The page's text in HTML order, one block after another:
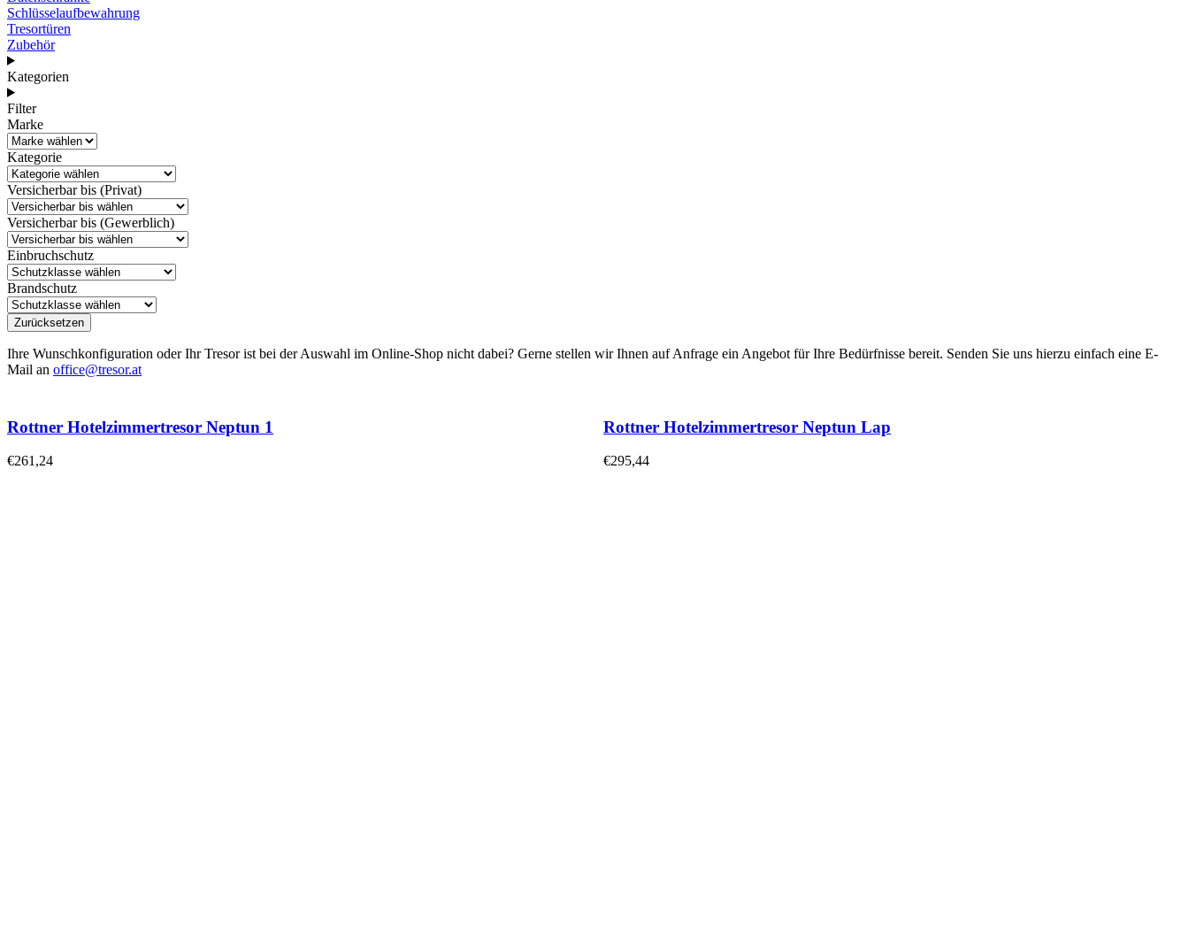
Schlüsselaufbewahrung
Tresortüren
Zubehör
Kategorien
Filter
Marke
Kategorie
Versicherbar bis (Privat)
Versicherbar bis (Gewerblich)
Einbruchschutz
Brandschutz
Zurücksetzen
Ihre Wunschkonfiguration oder Ihr Tresor ist bei der Auswahl im Online-Shop nicht dabei? Gerne stellen wir Ihnen auf Anfrage ein Angebot für Ihre Bedürfnisse bereit. Senden Sie uns hierzu einfach eine E-
Mail an office@tresor.at
Rottner Hotelzimmertresor Neptun 1
€261,24
Rottner Hotelzimmertresor Neptun Lap
€295,44